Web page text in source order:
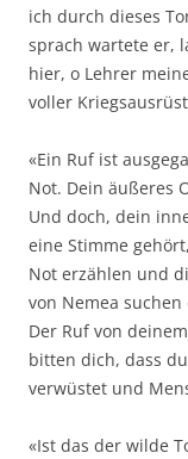
ich durch dieses
sprach wartete er,
hier, o Lehrer
voller
«Ein Ruf ist
Not. Dein äußeres
Und doch, dein
eine Stimme
Not erzählen und
von Nemea
Der Ruf von
bitten dich, dass
verwüstet und
«Ist das der wilde